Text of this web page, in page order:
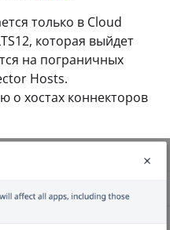
только в Cloud
которая выйдет
на пограничных
Hosts.
хостах коннекторов